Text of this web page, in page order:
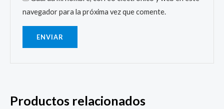
navegador para la próxima vez que comente.
Productos relacionados